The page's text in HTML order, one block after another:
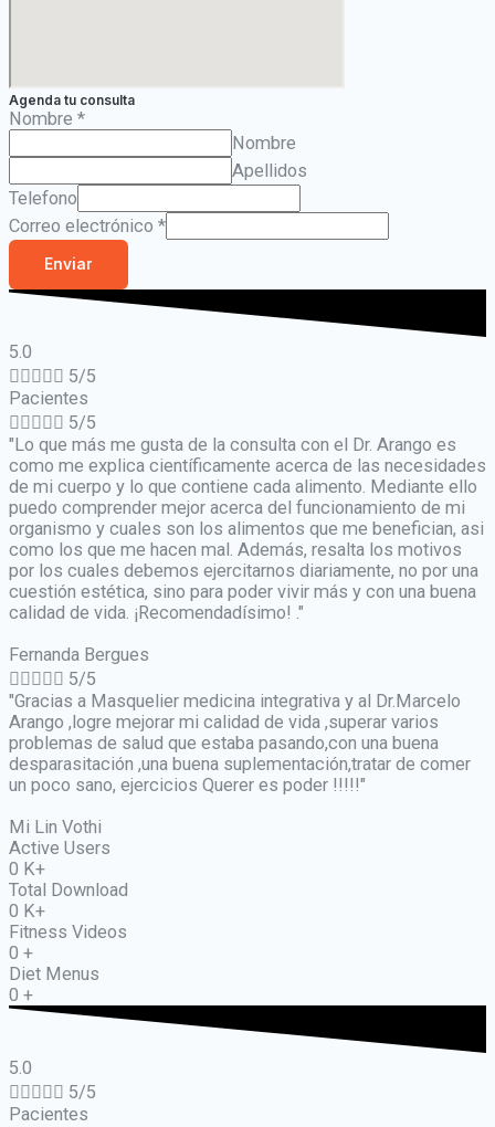
Agenda tu consulta
Nombre *
Nombre
Apellidos
Telefono
Correo electrónico *
Enviar
5.0
 5/5
Pacientes
 5/5
"Lo que más me gusta de la consulta con el Dr. Arango es
como me explica científicamente acerca de las necesidades
de mi cuerpo y lo que contiene cada alimento. Mediante ello
puedo comprender mejor acerca del funcionamiento de mi
organismo y cuales son los alimentos que me benefician, asi
como los que me hacen mal. Además, resalta los motivos
por los cuales debemos ejercitarnos diariamente, no por una
cuestión estética, sino para poder vivir más y con una buena
calidad de vida. ¡Recomendadísimo! ."
Fernanda Bergues
 5/5
"Gracias a Masquelier medicina integrativa y al Dr.Marcelo
Arango ,logre mejorar mi calidad de vida ,superar varios
problemas de salud que estaba pasando,con una buena
desparasitación ,una buena suplementación,tratar de comer
un poco sano, ejercicios Querer es poder !!!!!"
Mi Lin Vothi
Active Users
0 K+
Total Download
0 K+
Fitness Videos
0 +
Diet Menus
0 +
5.0
     5/5
Pacientes